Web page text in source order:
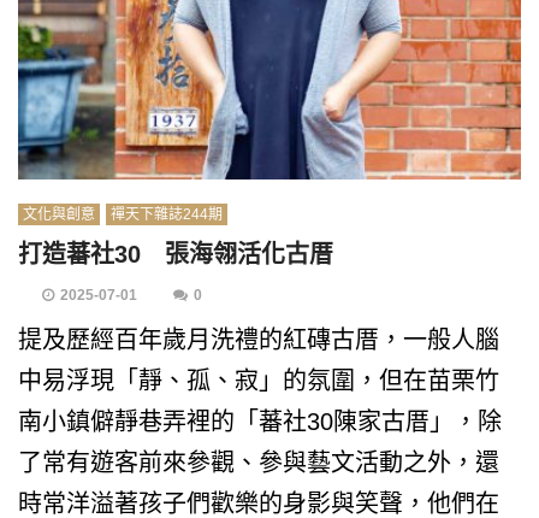
文化與創意 禪天下雜誌244期
打造蕃社30 張海翎活化古厝
2025-07-01 0
提及歷經百年歲月洗禮的紅磚古厝，一般人腦
中易浮現「靜、孤、寂」的氛圍，但在苗栗竹
南小鎮僻靜巷弄裡的「蕃社30陳家古厝」，除
了常有遊客前來參觀、參與藝文活動之外，還
時常洋溢著孩子們歡樂的身影與笑聲，他們在